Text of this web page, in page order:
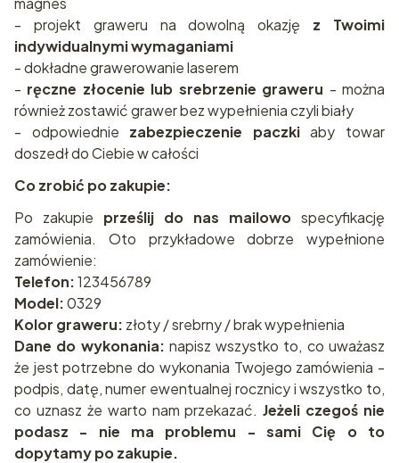
- projekt graweru na dowolną okazję z Twoimi
indywidualnymi wymaganiami
- dokładne grawerowanie laserem
- ręczne złocenie lub srebrzenie graweru - można
również zostawić grawer bez wypełnienia czyli biały
- odpowiednie zabezpieczenie paczkiaby towar
doszedł do Ciebie w całości
Co zrobić po zakupie:
Po zakupie prześlij do nas mailowo specyfikację
zamówienia. Oto przykładowe dobrze wypełnione
zamówienie:
Telefon:123456789
Model:0329
Kolor graweru: złoty / srebrny / brak wypełnienia
Dane do wykonania: napisz wszystko to, co uważasz
że jest potrzebne do wykonania Twojego zamówienia -
podpis, datę, numer ewentualnej rocznicy i wszystko to,
co uznasz że warto nam przekazać.Jeżeli czegoś nie
podasz - nie ma problemu - sami Cię o to
dopytamy po zakupie.